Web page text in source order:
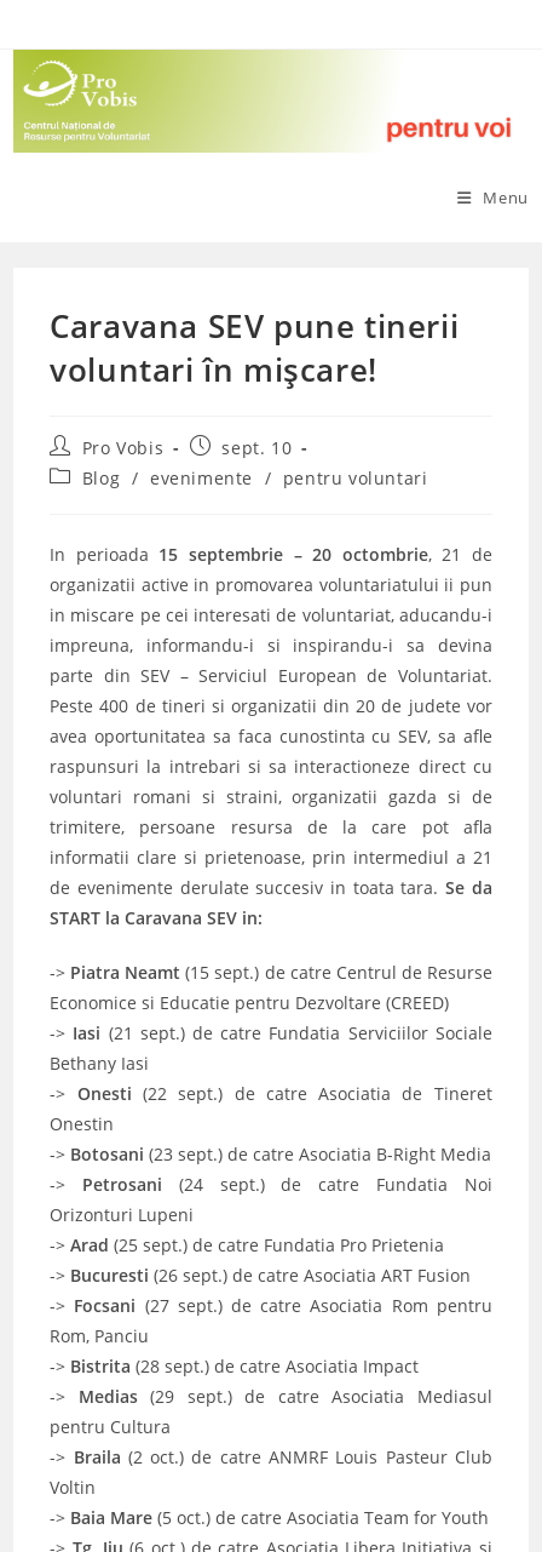
to
content
Menu
Caravana SEV pune tinerii
voluntari în mișcare!
Post
author:
Pro Vobis
Post
published:
sept. 10
PostBlog / evenimente / pentru voluntari
In perioada 15 septembrie – 20 octombrie, 21 de
organizatii active in promovarea voluntariatului ii pun
in miscare pe cei interesati de voluntariat, aducandu-i
impreuna, informandu-i si inspirandu-i sa devina
parte din SEV – Serviciul European de Voluntariat.
Peste 400 de tineri si organizatii din 20 de judete vor
avea oportunitatea sa faca cunostinta cu SEV, sa afle
raspunsuri la intrebari si sa interactioneze direct cu
voluntari romani si straini, organizatii gazda si de
trimitere, persoane resursa de la care pot afla
informatii clare si prietenoase, prin intermediul a 21
de evenimente derulate succesiv in toata tara.Se da
START la Caravana SEV in:
-> Piatra Neamt(15 sept.) de catre Centrul de Resurse
Economice si Educatie pentru Dezvoltare (CREED)
-> Iasi (21 sept.) de catre Fundatia Serviciilor Sociale
Bethany Iasi
-> Onesti (22 sept.) de catre Asociatia de Tineret
Onestin
-> Botosani (23 sept.) de catre Asociatia B-Right Media
-> Petrosani (24 sept.) de catre Fundatia Noi
Orizonturi Lupeni
->Arad (25 sept.) de catre Fundatia Pro Prietenia
-> Bucuresti (26 sept.) de catre Asociatia ART Fusion
-> Focsani (27 sept.) de catre Asociatia Rom pentru
Rom, Panciu
-> Bistrita (28 sept.) de catre Asociatia Impact
-> Medias(29 sept.) de catre Asociatia Mediasul
pentru Cultura
-> Braila (2 oct.) de catre ANMRF Louis Pasteur Club
Voltin
-> Baia Mare (5 oct.) de catre Asociatia Team for Youth